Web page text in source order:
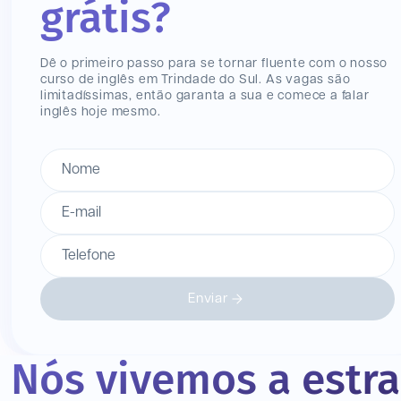
grátis?
Dê o primeiro passo para se tornar fluente com o nosso
curso de inglês em Trindade do Sul. As vagas são
limitadíssimas, então garanta a sua e comece a falar
inglês hoje mesmo.
Nome
E-mail
Telefone
Enviar
Nós vivemos a